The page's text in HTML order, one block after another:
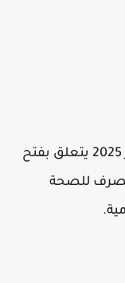
قرار من وزير الصحة مؤرخ في 30 سبتمبر 2025 يتعلق بفتح
للصحة